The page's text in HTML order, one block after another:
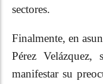
sectores.
Finalmente, en
Pérez
manifestar su